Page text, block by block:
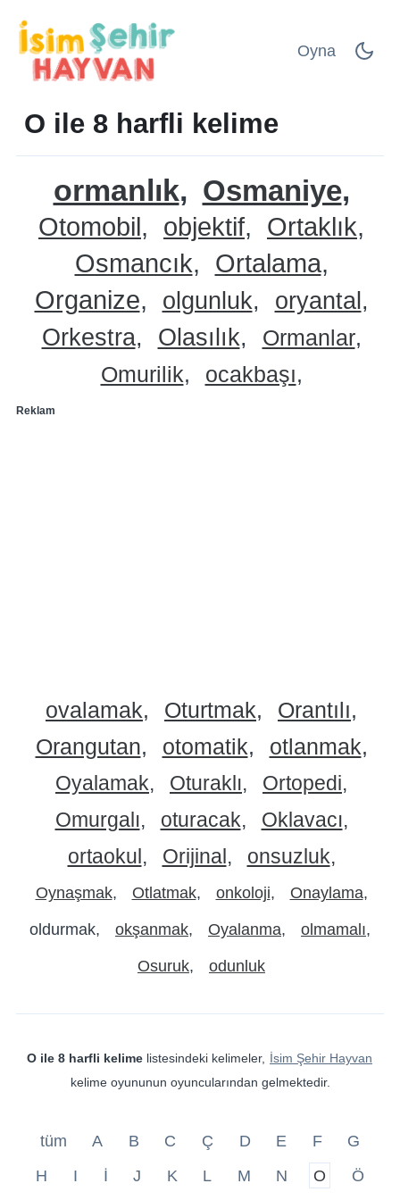
Oyna
O ile 8 harfli kelime
ormanlık Osmaniye
Otomobil objektif
Ortaklık
Osmancık
Ortalama
Organize
olgunluk
oryantal
Orkestra
Olasılık
Ormanlar
Omurilik
ocakbaşı
Reklam
ovalamak Oturtmak
Orantılı
Orangutan
otomatik otlanmak
Oyalamak Oturaklı
Ortopedi
Omurgalı
oturacak
Oklavacı
ortaokul
Orijinal onsuzluk
Oynaşmak Otlatmak onkoloji Onaylama
oldurmak okşanmak Oyalanma olmamalı
Osuruk odunluk
O ile 8 harfli kelime listesindeki kelimeler, İsim Şehir Hayvan
kelime oyununun oyuncularından gelmektedir.
tüm A B C Ç D E F
G
H
I İ J K L M N O Ö